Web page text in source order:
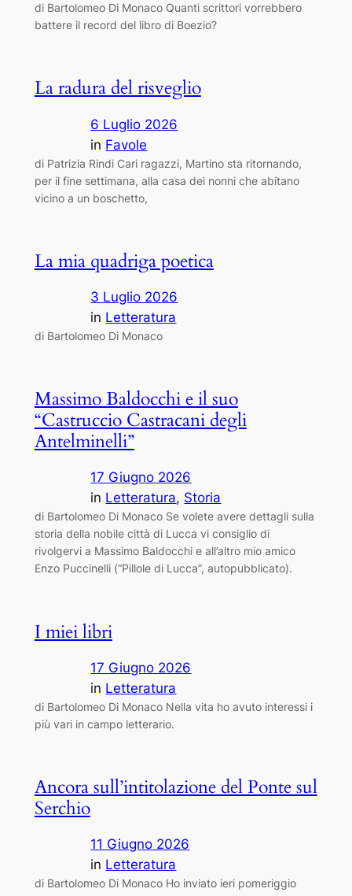
di Bartolomeo Di Monaco Quanti scrittori vorrebbero
battere il record del libro di Boezio?
La radura del risveglio
6 Luglio 2026
in Favole
di Patrizia Rindi Cari ragazzi, Martino sta ritornando,
per il fine settimana, alla casa dei nonni che abitano
vicino a un boschetto,
La mia quadriga poetica
3 Luglio 2026
in Letteratura
di Bartolomeo Di Monaco
Massimo Baldocchi e il suo
“Castruccio Castracani degli
Antelminelli”
17 Giugno 2026
in Letteratura, Storia
di Bartolomeo Di Monaco Se volete avere dettagli sulla
storia della nobile città di Lucca vi consiglio di
rivolgervi a Massimo Baldocchi e all’altro mio amico
Enzo Puccinelli (“Pillole di Lucca”, autopubblicato).
I miei libri
17 Giugno 2026
in Letteratura
di Bartolomeo Di Monaco Nella vita ho avuto interessi i
più vari in campo letterario.
Ancora sull’intitolazione del Ponte sul
Serchio
11 Giugno 2026
in Letteratura
di Bartolomeo Di Monaco Ho inviato ieri pomeriggio